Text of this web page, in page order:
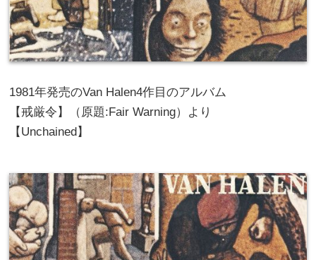
1981年発売のVan Halen4作目のアルバム
【戒厳令】（原題:Fair Warning）より
【Unchained】